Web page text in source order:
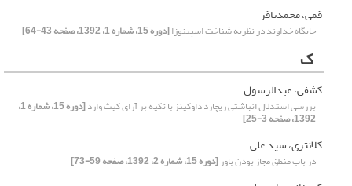
قمی، محمدباقر
جایگاه خداوند در نظریه شناخت اسپینوزا[دوره 15، شماره 1، 1392، صفحه 43-64]
ک
کشفی، عبدالرسول
بررسی استدلال انباشتی ریچارد داوکینز با تکیه بر آرای کیث وارد [دوره 15، شماره 1،
1392، صفحه 3-25]
کلانتری، سید علی
در باب منطق مجاز بودن باور[دوره 15، شماره 2، 1392، صفحه 59-73]